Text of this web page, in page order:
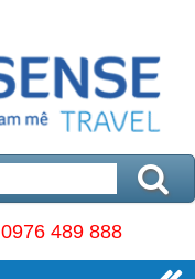
0976 489 888